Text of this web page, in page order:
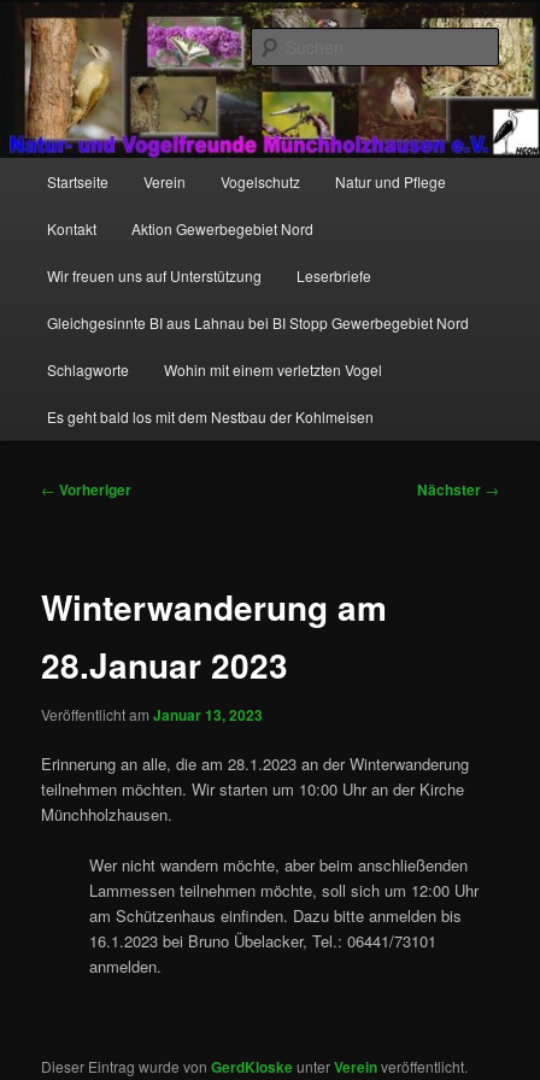
Zum
primären
Inhalt
springen
http://natur-und-vogelfreunde-muenchholzhausen.de/wp-
content/uploads/2017/12/cropped-HGON_logo.jpg
Startseite Verein Vogelschutz Natur und Pflege
Kontakt Aktion Gewerbegebiet Nord
Wir freuen uns auf Unterstützung Leserbriefe
Gleichgesinnte BI aus Lahnau bei BI Stopp Gewerbegebiet Nord
Schlagworte Wohin mit einem verletzten Vogel
Es geht bald los mit dem Nestbau der Kohlmeisen
Beitragsnavigation
← Vorheriger Nächster →
Winterwanderung am
28.Januar 2023
Veröffentlicht amJanuar 13, 2023
Erinnerung an alle, die am 28.1.2023 an der Winterwanderung
teilnehmen möchten. Wir starten um 10:00 Uhr an der Kirche
Münchholzhausen.
Wer nicht wandern möchte, aber beim anschließenden
Lammessen teilnehmen möchte, soll sich um 12:00 Uhr
am Schützenhaus einfinden. Dazu bitte anmelden bis
16.1.2023 bei Bruno Übelacker, Tel.: 06441/73101
anmelden.
Dieser Eintrag wurde vonGerdKloskeunterVereinveröffentlicht.